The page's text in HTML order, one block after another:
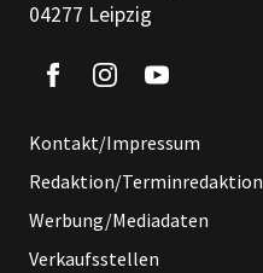
04277 Leipzig
Kontakt/Impressum
Redaktion/Terminredaktion
Werbung/Mediadaten
Verkaufsstellen